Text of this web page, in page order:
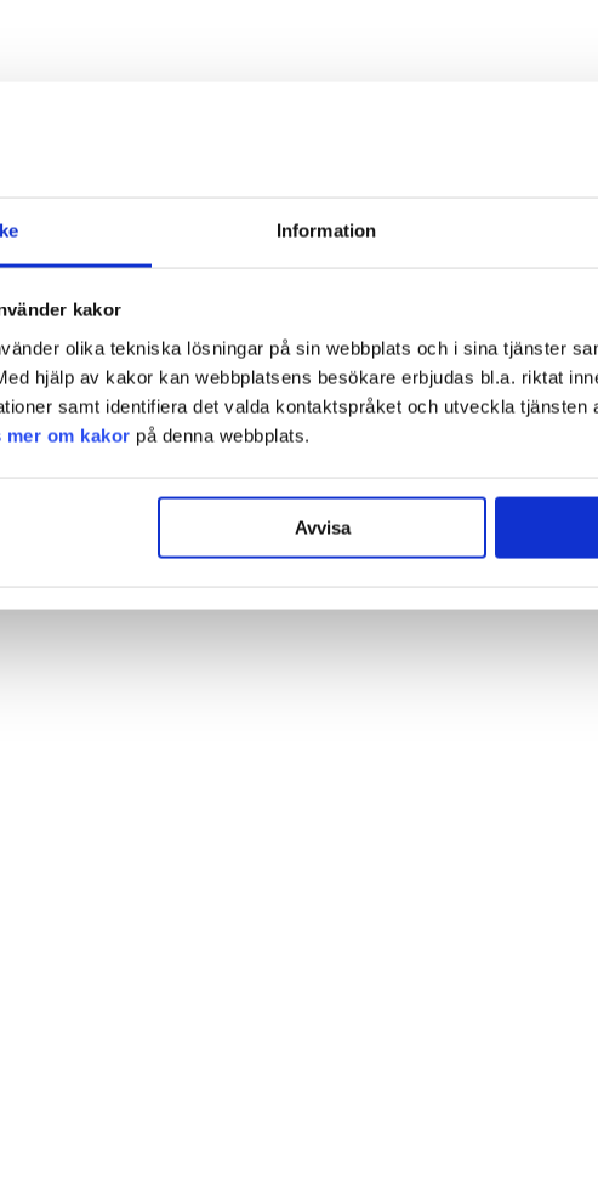
Information
kakor
olika tekniska lösningar på sin webbplats och i sina tjänster
hjälp av kakor kan webbplatsens besökare erbjudas bl.a. riktat
samt identifiera det valda kontaktspråket och utveckla tjänsten
mer om kakor på denna webbplats.
Avvisa